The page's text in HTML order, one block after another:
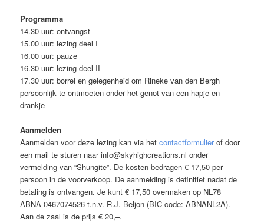
Programma
14.30 uur: ontvangst
15.00 uur: lezing deel I
16.00 uur: pauze
16.30 uur: lezing deel II
17.30 uur: borrel en gelegenheid om Rineke van den Bergh
persoonlijk te ontmoeten onder het genot van een hapje en
drankje
Aanmelden
Aanmelden voor deze lezing kan via hetcontactformulierof door
een mail te sturen naar info@skyhighcreations.nl onder
vermelding van “Shungite”. De kosten bedragen € 17,50 per
persoon in de voorverkoop. De aanmelding is definitief nadat de
betaling is ontvangen. Je kunt € 17,50 overmaken op NL78
ABNA 0467074526 t.n.v. R.J. Beljon (BIC code: ABNANL2A).
Aan de zaal is de prijs € 20,–.